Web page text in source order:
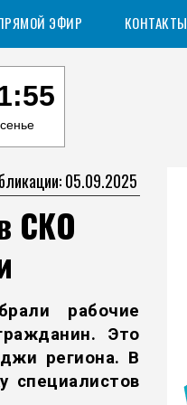
ЭФИР КОНТАКТЫ
05.09.2025
СКО
рабочие
. Это
региона. В
специалистов